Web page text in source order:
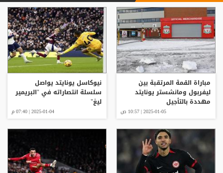
مباراة القمة المرتقبة بين
ليفربول ومانشستر يونايتد
مهددة بالتأجيل
2025-01-05 | 10:57 ص
نيوكاسل يونايتد يواصل
سلسلة انتصاراته في "البريمير
ليغ"
2025-01-04 | 07:40 م